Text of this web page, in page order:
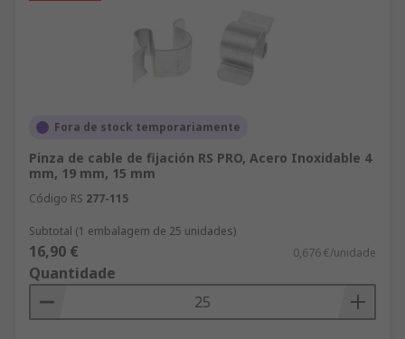
Fora de stock temporariamente
Pinza de cable de fijación RS PRO, Acero Inoxidable 4
mm, 19 mm, 15 mm
Código RS 277-115
Subtotal (1 embalagem de 25 unidades)
16,90 € 0,676 €/unidade
Quantidade